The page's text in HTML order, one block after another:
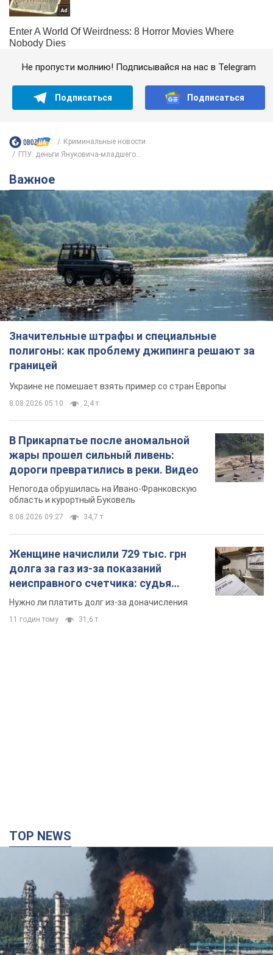
Не пропусти молнию! Подписывайся на нас в Telegram
Подписаться Подписаться
Криминальные новости
ГПУ: деньги Януковича-младшего...
Важное
Значительные штрафы и специальные
полигоны: как проблему джипинга решают за
границей
Украине не помешает взять пример со стран Европы
8.08.2026 05:10 2,4 т.
В Прикарпатье после аномальной
жары прошел сильный ливень:
дороги превратились в реки. Видео
Непогода обрушилась на Ивано-Франковскую
область и курортный Буковель
8.08.2026 09:27 34,7 т.
Женщине начислили 729 тыс. грн
долга за газ из-за показаний
неисправного счетчика: судья
вынес неожиданное решение
Нужно ли платить долг из-за доначисления
11 годин тому 31,6 т.
TOP NEWS